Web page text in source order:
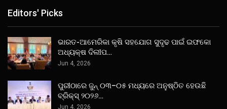
Editors' Picks
ଭାରତ-ଆମେରିକା କୃଷି ସହଯୋଗ ସୁଦୃଢ ପାଇଁ ଇଫକୋ
ଅଧ୍ୟକ୍ଷ ଦିଲୀପ…
Jun 4, 2026
ପୁରୀଠାରେ ଜୁନ୍ ୦୩–୦୫ ମଧ୍ୟରେ ଅନୁଷ୍ଠିତ ହେଉଛି
ବ୍ରିକ୍ସ୍ ୨୦୨୬…
Jun 4, 2026